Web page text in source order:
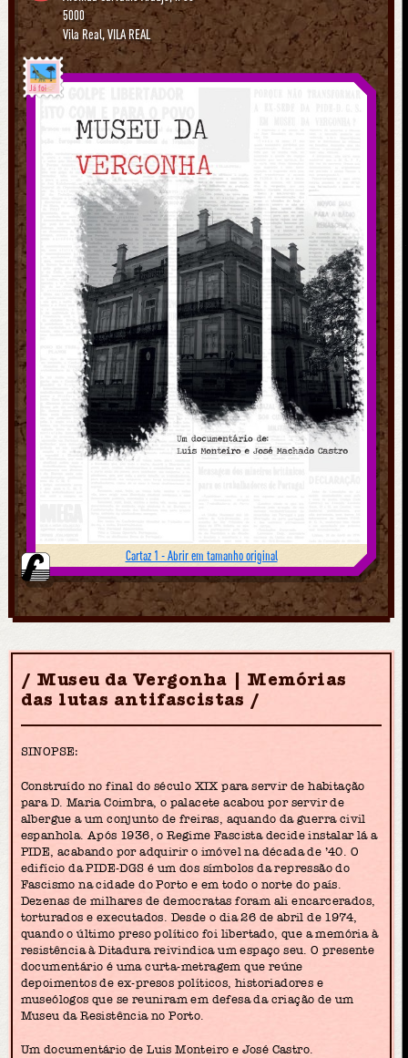
5000
Vila Real,VILA REAL
Já foi
Cartaz 1 - Abrir em tamanho original
Museu da Vergonha | Memórias
das lutas antifascistas
SINOPSE:
Construído no final do século XIX para servir de habitação
para D. Maria Coimbra, o palacete acabou por servir de
albergue a um conjunto de freiras, aquando da guerra civil
espanhola. Após 1936, o Regime Fascista decide instalar lá a
PIDE, acabando por adquirir o imóvel na década de ’40. O
edifício da PIDE-DGS é um dos símbolos da repressão do
Fascismo na cidade do Porto e em todo o norte do país.
Dezenas de milhares de democratas foram ali encarcerados,
torturados e executados. Desde o dia 26 de abril de 1974,
quando o último preso político foi libertado, que a memória à
resistência à Ditadura reivindica um espaço seu. O presente
documentário é uma curta-metragem que reúne
depoimentos de ex-presos políticos, historiadores e
museólogos que se reuniram em defesa da criação de um
Museu da Resistência no Porto.
Um documentário de Luis Monteiro e José Castro.